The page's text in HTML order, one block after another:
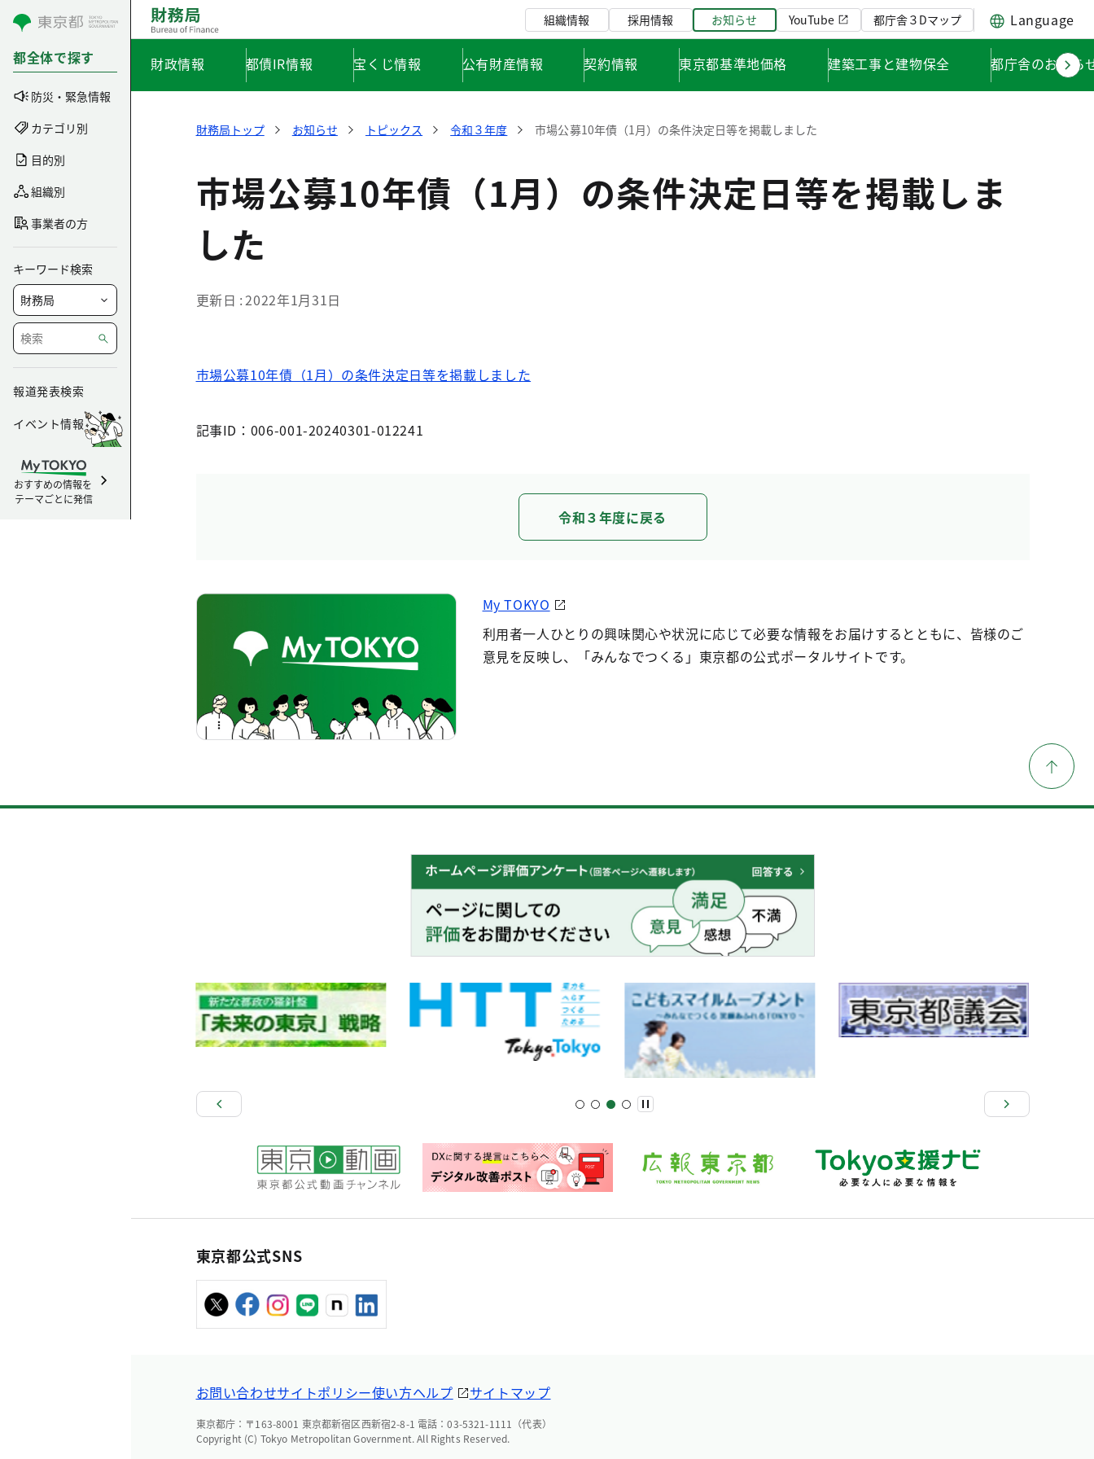
コンテンツにスキップ
都全体で探す
防災・緊急情報
カテゴリ別
目的別
組織別
事業者の方
キーワード検索
報道発表検索
イベント情報
おすすめの情報を
テーマごとに発信
組織情報 採用情報 お知らせ YouTube 都庁舎３Dマップ Language
財政情報 都債IR情報 宝くじ情報 公有財産情報 契約情報 東京都基準地価格 建築工事と建物保全 都庁舎のお知ら
財務局トップ お知らせ トピックス 令和３年度 市場公募10年債（1月）の条件決定日等を掲載しました
市場公募10年債（1月）の条件決定日等を掲載しま
した
更新日 2022年1月31日
市場公募10年債（1月）の条件決定日等を掲載しました
記事ID：006-001-20240301-012241
令和３年度に戻る
My TOKYO
利用者一人ひとりの興味関心や状況に応じて必要な情報をお届けするとともに、皆様のご
意見を反映し、「みんなでつくる」東京都の公式ポータルサイトです。
東京都公式SNS
お問い合わせサイトポリシー使い方ヘルプ サイトマップ
東京都庁：〒163-8001 東京都新宿区西新宿2-8-1 電話：03-5321-1111（代表）
Copyright (C) Tokyo Metropolitan Government. All Rights Reserved.